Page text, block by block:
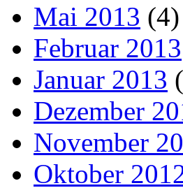
Mai 2013 (4)
Februar 2013
Januar 2013
Dezember
November
Oktober